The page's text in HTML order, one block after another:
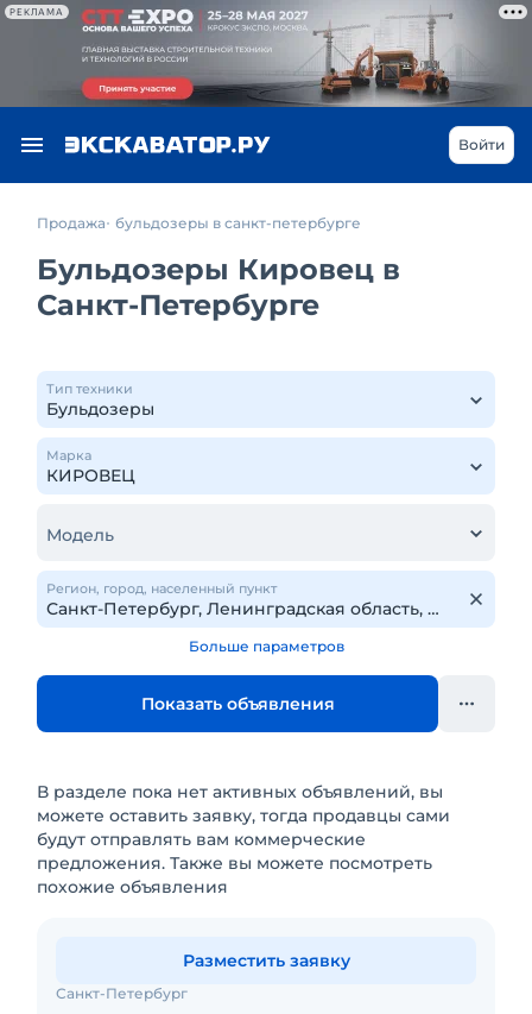
РЕКЛАМА
Войти
Продажа бульдозеры в санкт-петербурге
Бульдозеры Кировец в
Санкт-Петербурге
Тип техники
Марка
Модель
Регион, город, населенный пункт
Больше параметров
Показать объявления
В разделе пока нет активных объявлений, вы
можете оставить заявку, тогда продавцы сами
будут отправлять вам коммерческие
предложения. Также вы можете посмотреть
похожие объявления
Санкт-Петербург
Разместить заявку